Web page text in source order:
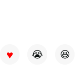
♥ 😭 😆